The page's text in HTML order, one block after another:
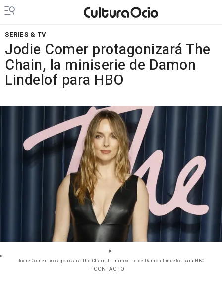
SERIES & TV
Jodie Comer protagonizará The
Chain, la miniserie de Damon
Lindelof para HBO
Jodie Comer protagonizará The Chain, la miniserie de Damon Lindelof para HBO
- CONTACTO